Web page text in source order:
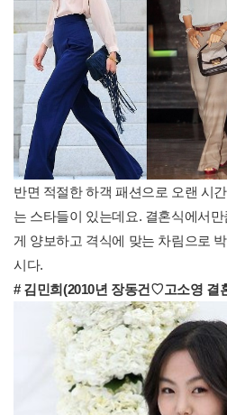
반면 적절한 하객 패션으로 오랜 시
는 스타들이 있는데요. 결혼식에서
게 양보하고 격식에 맞는 차림으로
시다.
# 김민희(2010년 장동건♡고소영 결